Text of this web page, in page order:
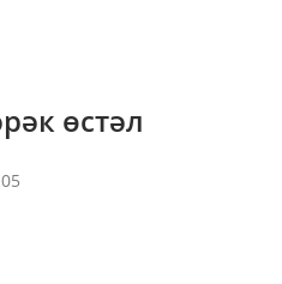
өстәл